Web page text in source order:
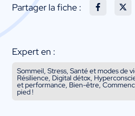
Partager la fiche :
Expert en :
Sommeil, Stress, Santé et modes de
Résilience, Digital détox,
et performance, Bien-être,
pied !